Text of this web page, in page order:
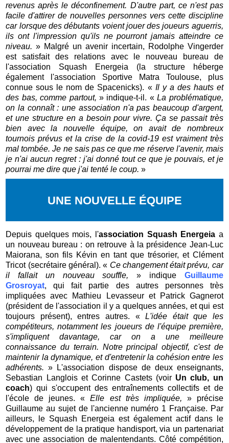
revenus après le déconfinement. D'autre part, ce n'est pas
facile d'attirer de nouvelles personnes vers cette discipline
car lorsque des débutants voient jouer des joueurs aguerris,
ils ont l'impression qu'ils ne pourront jamais atteindre ce
niveau.» Malgré un avenir incertain, Rodolphe Vingerder
est satisfait des relations avec le nouveau bureau de
l'association Squash Energeia (la structure héberge
également l'association Sportive Matra Toulouse, plus
connue sous le nom de Spacenicks). « Il y a des hauts et
des bas, comme partout, » indique-t-il. «La problématique,
on la connaît : une association n'a pas beaucoup d'argent,
et une structure en a besoin pour vivre. Ça se passait très
bien avec la nouvelle équipe, on avait de nombreux
tournois prévus et la crise de la covid-19 est vraiment très
mal tombée. Je ne sais pas ce que me réserve l'avenir, mais
je n'ai aucun regret : j'ai donné tout ce que je pouvais, et je
pourrai me dire que j'ai tenté le coup.»
UNE NOUVELLE ÉQUIPE
Depuis quelques mois, l'association Squash Energeia a
un nouveau bureau : on retrouve à la présidence Jean-Luc
Maiorana, son fils Kévin en tant que trésorier, et Clément
Tricot (secrétaire général). « Ce changement était prévu, car
il fallait un nouveau souffle,» indique Guillaume
Grosroyat, qui fait partie des autres personnes très
impliquées avec Mathieu Levasseur et Patrick Gagnerot
(président de l'association il y a quelques années, et qui est
toujours présent), entres autres. «L'idée était que les
compétiteurs, notamment les joueurs de l'équipe première,
s'impliquent davantage, car on a une meilleure
connaissance du terrain. Notre principal objectif, c'est de
maintenir la dynamique, et d'entretenir la cohésion entre les
adhérents.» L'association dispose de deux enseignants,
Sebastian Langlois et Corinne Castets (voir Un club, un
coach) qui s'occupent des entraînements collectifs et de
l'école de jeunes. «Elle est très impliquée, » précise
Guillaume au sujet de l'ancienne numéro 1 Française. Par
ailleurs, le Squash Energeia est également actif dans le
développement de la pratique handisport, via un partenariat
avec une association de malentendants. Côté compétition,